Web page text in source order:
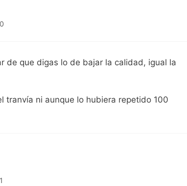
de que digas lo de bajar la calidad, igual la
tranvía ni aunque lo hubiera repetido 100